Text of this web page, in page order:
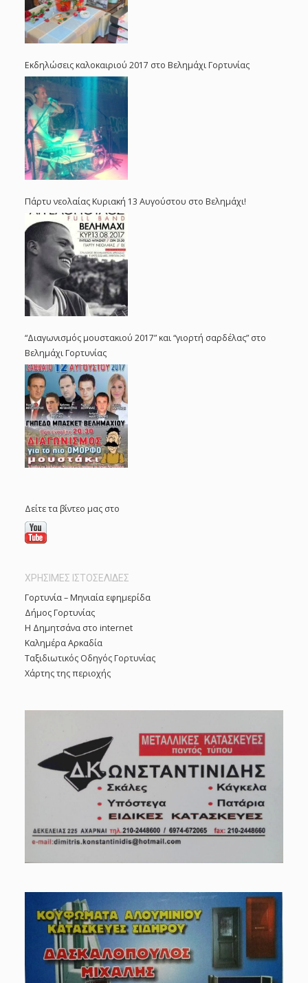
Εκδηλώσεις καλοκαιριού 2017 στο Βελημάχι Γορτυνίας
Πάρτυ νεολαίας Κυριακή 13 Αυγούστου στο Βελημάχι!
“Διαγωνισμός μουστακιού 2017” και “γιορτή σαρδέλας” στο
Βελημάχι Γορτυνίας
Δείτε τα βίντεο μας στο
ΧΡΗΣΙΜΕΣ ΙΣΤΟΣΕΛΙΔΕΣ
Γορτυνία – Μηνιαία εφημερίδα
Δήμος Γορτυνίας
Η Δημητσάνα στο internet
Καλημέρα Αρκαδία
Ταξιδιωτικός Οδηγός Γορτυνίας
Χάρτης της περιοχής